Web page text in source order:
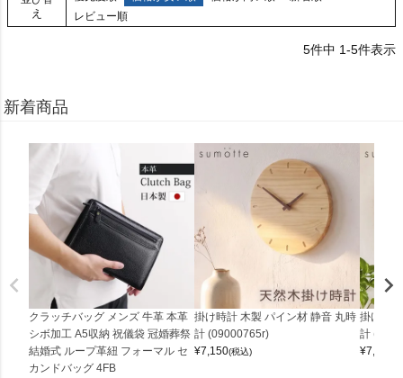
え
レビュー順
5件中 1-5件表示
新着商品
クラッチバッグ メンズ 牛革 本革
シボ加工 A5収納 祝儀袋 冠婚葬祭
結婚式 ループ革紐 フォーマル セ
カンドバッグ 4FB
掛け時計 木製 パイン材 静音 丸時
計 (09000765r)
¥7,150(税込)
掛け時
計
¥7,150